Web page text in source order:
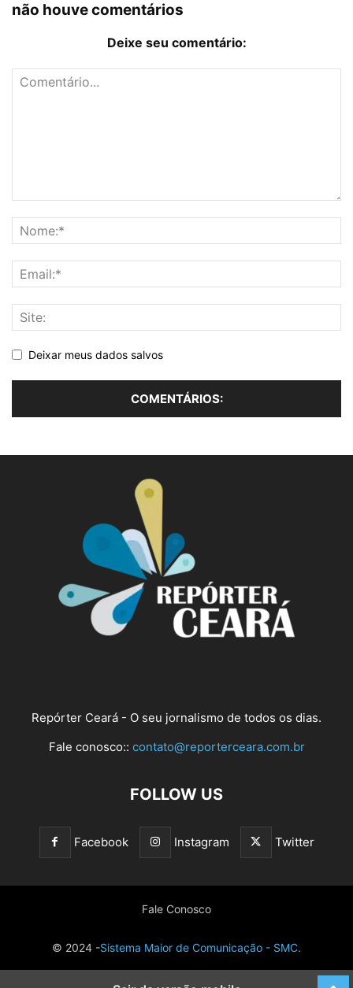
não houve comentários
Deixe seu comentário:
Deixar meus dados salvos
Repórter Ceará - O seu jornalismo de todos os dias.
Fale conosco:: contato@reporterceara.com.br
FOLLOW US
Facebook Instagram Twitter
Fale Conosco
© 2024 -Sistema Maior de Comunicação - SMC.